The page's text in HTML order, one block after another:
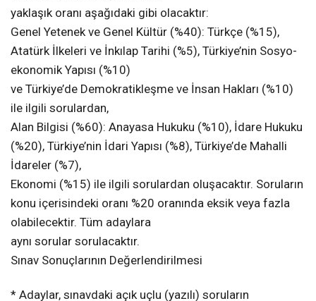
yaklaşık oranı aşağıdaki gibi olacaktır:
Genel Yetenek ve Genel Kültür (%40): Türkçe (%15),
Atatürk İlkeleri ve İnkılap Tarihi (%5), Türkiye’nin Sosyo-
ekonomik Yapısı (%10)
ve Türkiye’de Demokratikleşme ve İnsan Hakları (%10)
ile ilgili sorulardan,
Alan Bilgisi (%60): Anayasa Hukuku (%10), İdare Hukuku
(%20), Türkiye’nin İdari Yapısı (%8), Türkiye’de Mahalli
İdareler (%7),
Ekonomi (%15) ile ilgili sorulardan oluşacaktır. Soruların
konu içerisindeki oranı %20 oranında eksik veya fazla
olabilecektir. Tüm adaylara
aynı sorular sorulacaktır.
Sınav Sonuçlarının Değerlendirilmesi
* Adaylar, sınavdaki açık uçlu (yazılı) soruların